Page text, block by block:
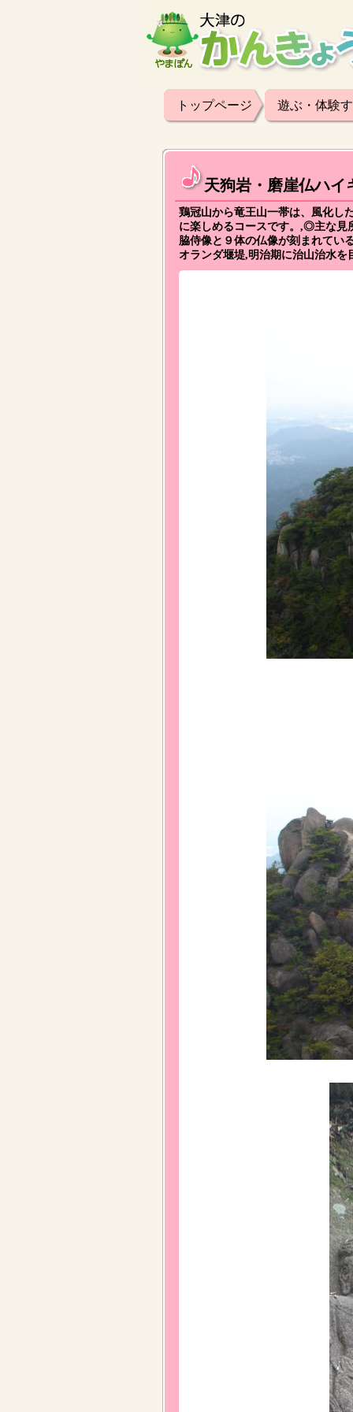
トップページ 遊ぶ・体験
天狗岩・磨崖仏ハイ
鶏冠山から竜王山一帯は、風化し
に楽しめるコースです。,◎主な見
脇侍像と９体の仏像が刻まれてい
オランダ堰堤,明治期に治山治水